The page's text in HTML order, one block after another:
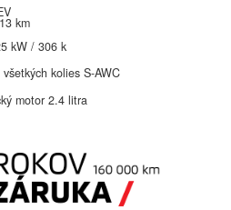
km
kW / 306 k
kolies S-AWC
motor 2.4 litra